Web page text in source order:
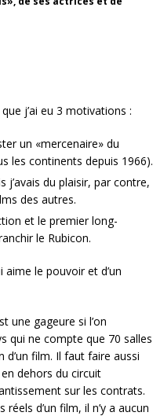
j’ai eu 3 motivations :
un «mercenaire» du
les continents depuis 1966).
j’avais du plaisir, par contre,
des autres.
et le premier long-
le Rubicon.
aime le pouvoir et d’un
une gageure si l’on
qui ne compte que 70 salles
d’un film. Il faut faire aussi
dehors du circuit
sur les contrats.
d’un film, il n’y a aucun